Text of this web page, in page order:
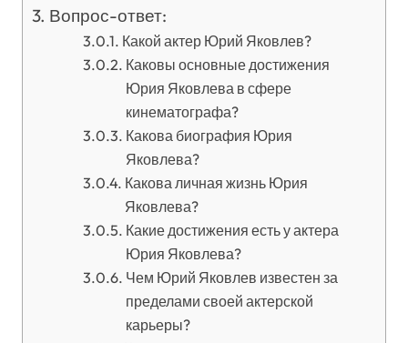
Вопрос-ответ:
Какой актер Юрий Яковлев?
Каковы основные достижения
Юрия Яковлева в сфере
кинематографа?
Какова биография Юрия
Яковлева?
Какова личная жизнь Юрия
Яковлева?
Какие достижения есть у актера
Юрия Яковлева?
Чем Юрий Яковлев известен за
пределами своей актерской
карьеры?